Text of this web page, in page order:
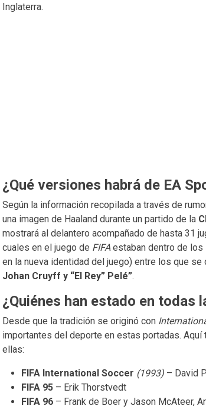
Inglaterra.
¿Qué versiones habrá de EA
Según la información recopilada a través de
una imagen de Haaland durante un partido de la
mostrará al delantero acompañado de hasta 31
cuales en el juego de FIFAestaban dentro de los
en la nueva identidad del juego) entre los que se
Johan Cruyff y “El Rey” Pelé”.
¿Quiénes han estado en todas
Desde que la tradición se originó con
importantes del deporte en estas portadas.
ellas:
FIFA International Soccer (1993)– David
FIFA 95– Erik Thorstvedt
FIFA 96– Frank de Boer y Jason McAteer,